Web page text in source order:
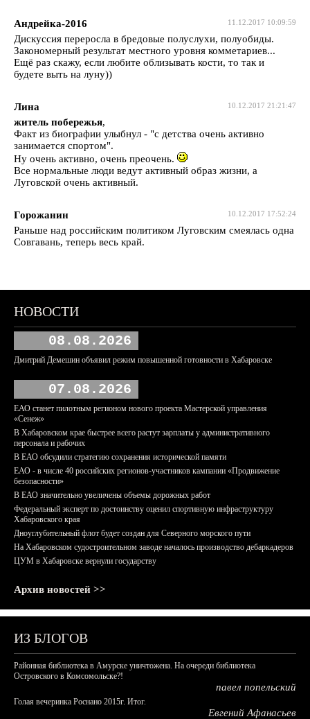
11.12.2017 10:09:59
Андрейка-2016
Дискуссия переросла в бредовые полуслухи, полуобиды.
Закономерный результат местного уровня комметариев...
Ещё раз скажу, если любите облизывать кости, то так и
будете выть на луну))
10.12.2017 21:21:47
Лина
житель побережья,
Факт из биографии улыбнул - "с детства очень активно
занимается спортом".
Ну очень активно, очень преочень.
Все нормальные люди ведут активный образ жизни, а
Луговской очень активный.
10.12.2017 17:52:24
Горожанин
Раньше над российским политиком Луговским смеялась одна
Совгавань, теперь весь край.
НОВОСТИ
08.08.2026
Дмитрий Демешин объявил режим повышенной готовности в Хабаровске
07.08.2026
ЕАО станет пилотным регионом нового проекта Мастерской управления
«Сенеж»
В Хабаровском крае быстрее всего растут зарплаты у административного
персонала и рабочих
В ЕАО обсудили стратегию сохранения исторической памяти
ЕАО - в числе 40 российских регионов-участников кампании «Продвижение
безопасности»
В ЕАО значительно увеличены объемы дорожных работ
Федеральный эксперт по достоинству оценил спортивную инфраструктуру
Хабаровского края
Дноуглубительный флот будет создан для Северного морского пути
На Хабаровском судостроительном заводе началось производство дебаркадеров
ЦУМ в Хабаровске вернули государству
Архив новостей >>
ИЗ БЛОГОВ
Районная библиотека в Амурске уничтожена. На очереди библиотека
Островского в Комсомольске?!
павел попельский
Голая вечеринка Роснано 2015г. Итог.
Евгений Афанасьев